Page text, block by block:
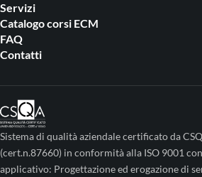
Servizi
Catalogo corsi ECM
FAQ
Contatti
Sistema di qualità aziendale certificato da
(cert.n.87660) in conformità alla ISO 9001
applicativo: Progettazione ed erogazione di